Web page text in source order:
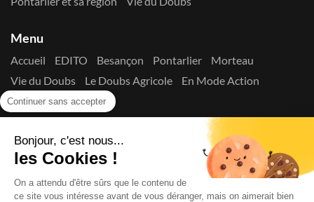
Continuer sans accepter
Bonjour, c'est nous...
les Cookies !
On a attendu d'être sûrs que le contenu de
ce site vous intéresse avant de vous déranger, mais on aimerait bien
Menu
Accueil EDITO Besançon Pontarlier
Morteau
Vie du Doubs
Le Doubs Agricole
En Mode Action
Contactez-nous !
Suivez-nous sur les réseaux